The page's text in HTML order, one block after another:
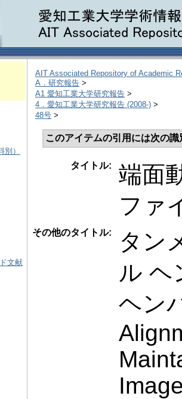
）
文献
AIT Associated Repository of Academic
A．研究報告 >
A1 愛知工業大学研究報告 >
4．愛知工業大学研究報告 (2008-) >
48号 >
このアイテムの引用には次の
タイトル:
端面
ファ
その他のタイトル:
タン
ル ヘ
ヘン